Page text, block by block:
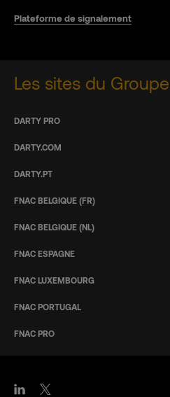
Plateforme de signalement
Les sites du Groupe
DARTY PRO
DARTY.COM
DARTY.PT
FNAC BELGIQUE (FR)
FNAC BELGIQUE (NL)
FNAC ESPAGNE
FNAC LUXEMBOURG
FNAC PORTUGAL
FNAC PRO